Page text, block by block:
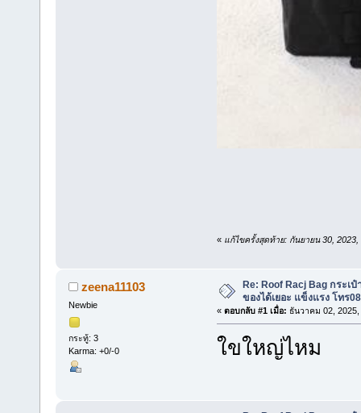
« แก้ไขครั้งสุดท้าย: กันยายน 30,
zeena11103
Newbie
กระทู้: 3
Karma: +0/-0
Re: Roof Racj Bag กระเ
ของได้เยอะ แข็งแรง โทร
« ตอบกลับ #1 เมื่อ: ธันวาคม 02,
ใขใหญ่ไหม